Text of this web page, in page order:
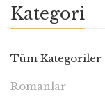
Kategori
Tüm Kategoriler
Romanlar